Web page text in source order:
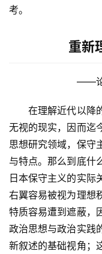
考。
重新理
——论日
在理解近代以降的
无视的现实，因而迄
思想研究领域，保守
与特点。那么到底什
日本保守主义的实际
右翼容易被视为理想
特质容易遭到遮蔽，
政治思想与政治实践
新叙述的基础视角；